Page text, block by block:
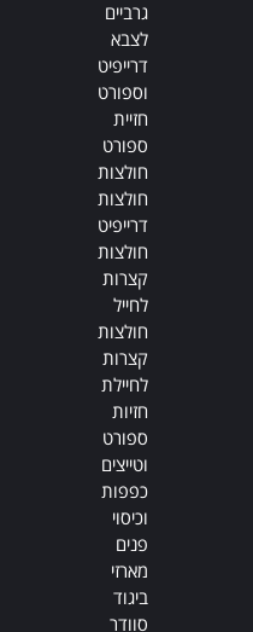
גרביים
לצבא
דרייפיט
וספורט
חזיית
ספורט
חולצות
חולצות
דרייפיט
חולצות
קצרות
לחייל
חולצות
קצרות
לחיילת
חזיות
ספורט
וטייצים
כפפות
וכיסוי
פנים
מארזי
ביגוד
סוודר